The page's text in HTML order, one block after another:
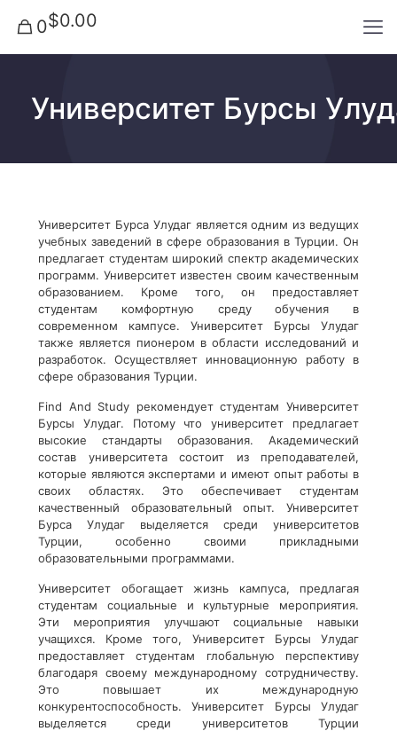
0$0.00
Университет Бурсы
Университет Бурса Улудаг является одним из ведущих
учебных заведений в сфере образования в Турции. Он
предлагает студентам широкий спектр академических
программ. Университет известен своим качественным
образованием. Кроме того, он предоставляет
студентам комфортную среду обучения в
современном кампусе. Университет Бурсы Улудаг
также является пионером в области исследований и
разработок. Осуществляет инновационную работу в
сфере образования Турции.
Find And Study рекомендует студентам Университет
Бурсы Улудаг. Потому что университет предлагает
высокие стандарты образования. Академический
состав университета состоит из преподавателей,
которые являются экспертами и имеют опыт работы в
своих областях. Это обеспечивает студентам
качественный образовательный опыт. Университет
Бурса Улудаг выделяется среди университетов
Турции, особенно своими прикладными
образовательными программами.
Университет обогащает жизнь кампуса, предлагая
студентам социальные и культурные мероприятия.
Эти мероприятия улучшают социальные навыки
учащихся. Кроме того, Университет Бурсы Улудаг
предоставляет студентам глобальную перспективу
благодаря своему международному сотрудничеству.
Это повышает их международную
конкурентоспособность. Университет Бурсы Улудаг
выделяется среди университетов Турции